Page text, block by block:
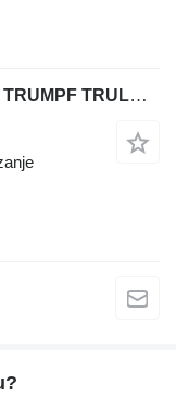
Trumpf LASER CUTTING MACHINE TRUMPF TRULASER 3030 FIBER (L49), 6000 WAT